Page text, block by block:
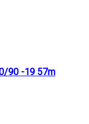
90 -19 57m